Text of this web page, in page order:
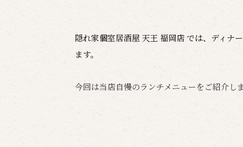
隠れ家個室居酒屋 天王 福岡店 では、ディナ
ます。
今回は当店自慢のランチメニューをご紹介しま